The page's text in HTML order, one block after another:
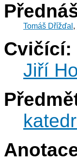
Tomáš Dřížďal ,
Cvičící:
Jiří